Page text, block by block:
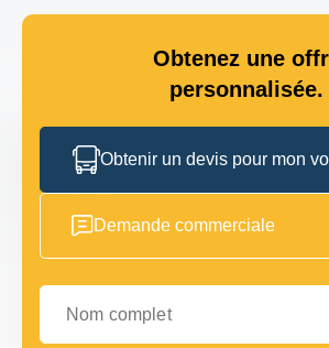
Obtenez une
personnalisée.
Obtenir un devis pour mon
Demande commerciale
Nom complet